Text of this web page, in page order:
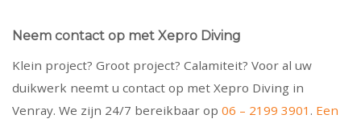
Neem contact op met Xepro Diving
Klein project? Groot project? Calamiteit? Voor al uw
duikwerk neemt u contact op met Xepro Diving in
Venray. We zijn 24/7 bereikbaar op 06 – 2199 3901 . Een